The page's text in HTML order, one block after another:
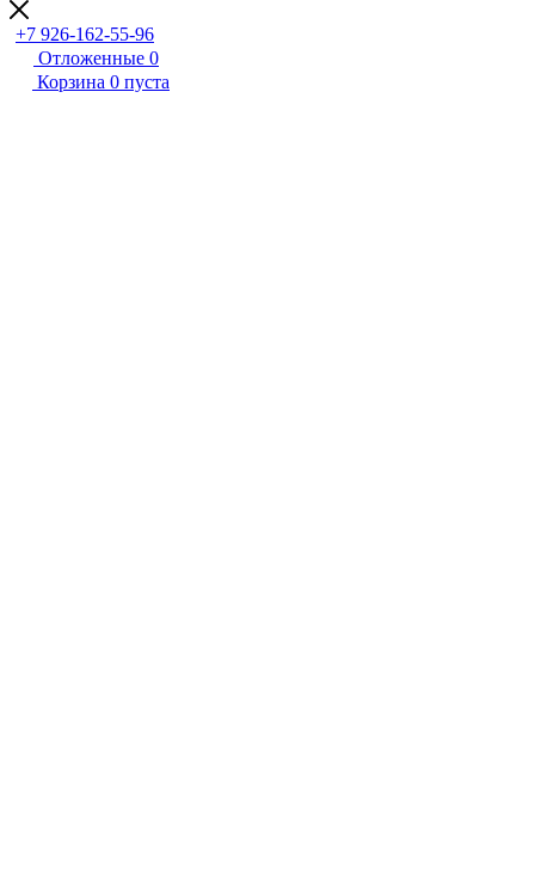
+7 926-162-55-96
Отложенные 0
Корзина 0 пуста